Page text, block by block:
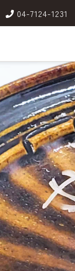
04-7124-1231